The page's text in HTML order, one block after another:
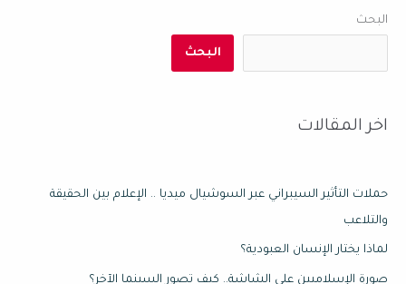
البحث
البحث
اخر المقالات
حملات التأثير السيبراني عبر السوشيال ميديا .. الإعلام بين الحقيقة
والتلاعب
لماذا يختار الإنسان العبودية؟
صورة الإسلاميين على الشاشة.. كيف تصور السينما الآخر؟